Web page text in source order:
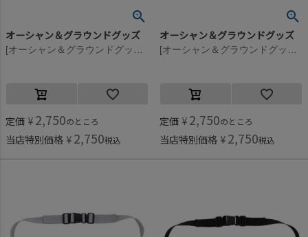
オーシャン＆グラウンドグッズ
定価 ¥ 2,750のところ
当店特別価格 ¥ 2,750税込
オーシャン＆グラウンドグッズ
定価 ¥ 2,750のところ
当店特別価格 ¥ 2,750税込